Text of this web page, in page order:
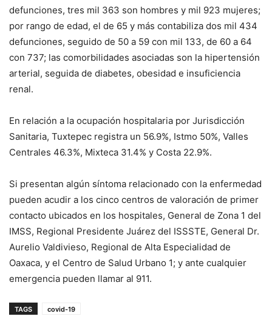
defunciones, tres mil 363 son hombres y mil 923 mujeres;
por rango de edad, el de 65 y más contabiliza dos mil 434
defunciones, seguido de 50 a 59 con mil 133, de 60 a 64
con 737; las comorbilidades asociadas son la hipertensión
arterial, seguida de diabetes, obesidad e insuficiencia
renal.
En relación a la ocupación hospitalaria por Jurisdicción
Sanitaria, Tuxtepec registra un 56.9%, Istmo 50%, Valles
Centrales 46.3%, Mixteca 31.4% y Costa 22.9%.
Si presentan algún síntoma relacionado con la enfermedad
pueden acudir a los cinco centros de valoración de primer
contacto ubicados en los hospitales, General de Zona 1 del
IMSS, Regional Presidente Juárez del ISSSTE, General Dr.
Aurelio Valdivieso, Regional de Alta Especialidad de
Oaxaca, y el Centro de Salud Urbano 1; y ante cualquier
emergencia pueden llamar al 911.
TAGS covid-19